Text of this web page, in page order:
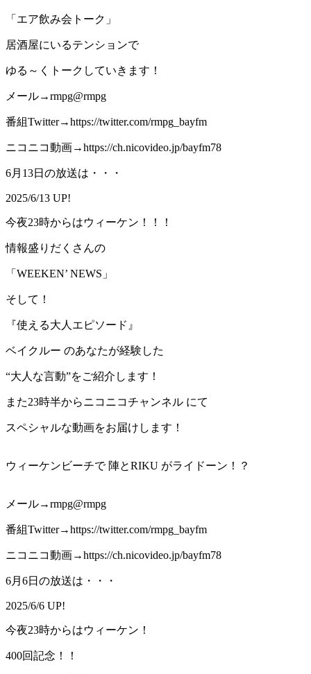
「エア飲み会トーク」
居酒屋にいるテンションで
ゆる～くトークしていきます！
メール→rmpg@rmpg
番組Twitter→https://twitter.com/rmpg_bayfm
ニコニコ動画→https://ch.nicovideo.jp/bayfm78
6月13日の放送は・・・
2025/6/13 UP!
今夜23時からはウィーケン！！！
情報盛りだくさんの
「WEEKEN’ NEWS」
そして！
『使える大人エピソード』
ベイクルー のあなたが経験した
“大人な言動”をご紹介します！
また23時半からニコニコチャンネル にて
スペシャルな動画をお届けします！
ウィーケンビーチで 陣とRIKU がライドーン！？
メール→rmpg@rmpg
番組Twitter→https://twitter.com/rmpg_bayfm
ニコニコ動画→https://ch.nicovideo.jp/bayfm78
6月6日の放送は・・・
2025/6/6 UP!
今夜23時からはウィーケン！
400回記念！！